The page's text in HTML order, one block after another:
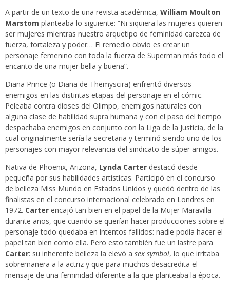
A partir de un texto de una revista académica, William Moulton
Marstom planteaba lo siguiente: “Ni siquiera las mujeres quieren
ser mujeres mientras nuestro arquetipo de feminidad carezca de
fuerza, fortaleza y poder… El remedio obvio es crear un
personaje femenino con toda la fuerza de Superman más todo el
encanto de una mujer bella y buena”.
Diana Prince (o Diana de Themyscira) enfrentó diversos
enemigos en las distintas etapas del personaje en el cómic.
Peleaba contra dioses del Olimpo, enemigos naturales con
alguna clase de habilidad supra humana y con el paso del tiempo
despachaba enemigos en conjunto con la Liga de la Justicia, de la
cual originalmente sería la secretaria y terminó siendo uno de los
personajes con mayor relevancia del sindicato de súper amigos.
Nativa de Phoenix, Arizona, Lynda Carter destacó desde
pequeña por sus habilidades artísticas. Participó en el concurso
de belleza Miss Mundo en Estados Unidos y quedó dentro de las
finalistas en el concurso internacional celebrado en Londres en
1972. Carter encajó tan bien en el papel de la Mujer Maravilla
durante años, que cuando se querían hacer producciones sobre el
personaje todo quedaba en intentos fallidos: nadie podía hacer el
papel tan bien como ella. Pero esto también fue un lastre para
Carter: su inherente belleza la elevó a sex symbol, lo que irritaba
sobremanera a la actriz y que para muchos desacredita el
mensaje de una feminidad diferente a la que planteaba la época.